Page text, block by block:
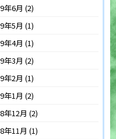
年6月 (2)
年5月 (1)
年4月 (1)
年3月 (2)
年2月 (1)
年1月 (2)
年12月 (2)
年11月 (1)